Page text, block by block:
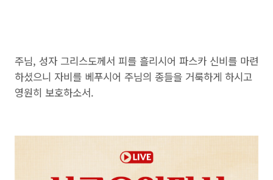
주님, 성자 그리스도께서 피를 흘리시어 파스카 신비를 마련
하셨으니 자비를 베푸시어 주님의 종들을 거룩하게 하시고
영원히 보호하소서.